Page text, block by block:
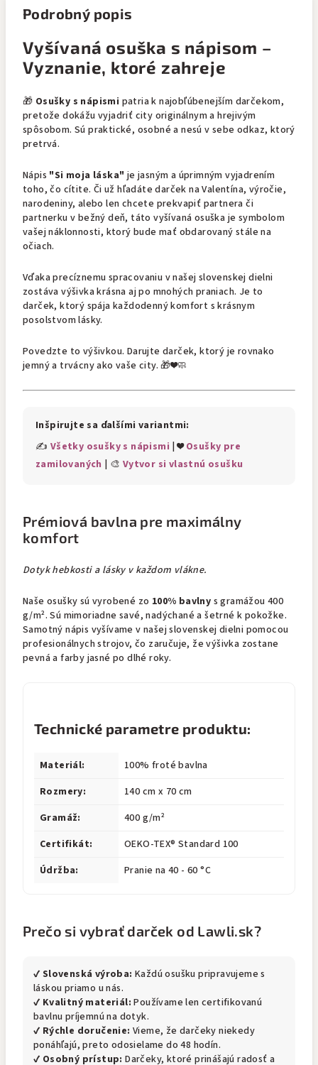
Podrobný popis
Vyšívaná osuška s nápisom –
Vyznanie, ktoré zahreje
🎁 Osušky s nápismi patria k najobľúbenejším darčekom,
pretože dokážu vyjadriť city originálnym a hrejivým
spôsobom. Sú praktické, osobné a nesú v sebe odkaz, ktorý
pretrvá.
Nápis "Si moja láska" je jasným a úprimným vyjadrením
toho, čo cítite. Či už hľadáte darček na Valentína, výročie,
narodeniny, alebo len chcete prekvapiť partnera či
partnerku v bežný deň, táto vyšívaná osuška je symbolom
vašej náklonnosti, ktorý bude mať obdarovaný stále na
očiach.
Vďaka precíznemu spracovaniu v našej slovenskej dielni
zostáva výšivka krásna aj po mnohých praniach. Je to
darček, ktorý spája každodenný komfort s krásnym
posolstvom lásky.
Povedzte to výšivkou. Darujte darček, ktorý je rovnako
jemný a trvácny ako vaše city. 🎁❤️🧼
Inšpirujte sa ďalšími variantmi:
✍️ Všetky osušky s nápismi | ❤️Osušky pre
zamilovaných | 🎨 Vytvor si vlastnú osušku
Prémiová bavlna pre maximálny
komfort
Dotyk hebkosti a lásky v každom vlákne.
Naše osušky sú vyrobené zo 100% bavlny s gramážou 400
g/m². Sú mimoriadne savé, nadýchané a šetrné k pokožke.
Samotný nápis vyšívame v našej slovenskej dielni pomocou
profesionálnych strojov, čo zaručuje, že výšivka zostane
pevná a farby jasné po dlhé roky.
Technické parametre produktu:
Materiál:
100% froté bavlna
Rozmery:
140 cm x 70 cm
Gramáž:
400 g/m²
Certifikát:
OEKO-TEX® Standard 100
Údržba:
Pranie na 40 - 60 °C
Prečo si vybrať darček od Lawli.sk?
✔ Slovenská výroba: Každú osušku pripravujeme s
láskou priamo u nás.
✔ Kvalitný materiál: Používame len certifikovanú
bavlnu príjemnú na dotyk.
✔ Rýchle doručenie: Vieme, že darčeky niekedy
ponáhľajú, preto odosielame do 48 hodín.
✔ Osobný prístup: Darčeky, ktoré prinášajú radosť a